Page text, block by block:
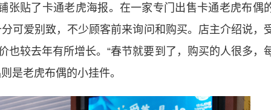
贴了卡通老虎海报。在一家专门出售卡通老虎布偶
可爱别致，不少顾客前来询问和购买。店主介绍说，
也较去年有所增长。“春节就要到了，购买的人很多，
是老虎布偶的小挂件。